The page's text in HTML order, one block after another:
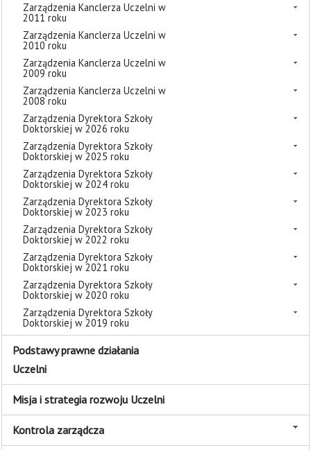
Zarządzenia Kanclerza Uczelni w
2011 roku
Zarządzenia Kanclerza Uczelni w
2010 roku
Zarządzenia Kanclerza Uczelni w
2009 roku
Zarządzenia Kanclerza Uczelni w
2008 roku
Zarządzenia Dyrektora Szkoły
Doktorskiej w 2026 roku
Zarządzenia Dyrektora Szkoły
Doktorskiej w 2025 roku
Zarządzenia Dyrektora Szkoły
Doktorskiej w 2024 roku
Zarządzenia Dyrektora Szkoły
Doktorskiej w 2023 roku
Zarządzenia Dyrektora Szkoły
Doktorskiej w 2022 roku
Zarządzenia Dyrektora Szkoły
Doktorskiej w 2021 roku
Zarządzenia Dyrektora Szkoły
Doktorskiej w 2020 roku
Zarządzenia Dyrektora Szkoły
Doktorskiej w 2019 roku
Podstawy prawne działania
Uczelni
Misja i strategia rozwoju Uczelni
Kontrola zarządcza